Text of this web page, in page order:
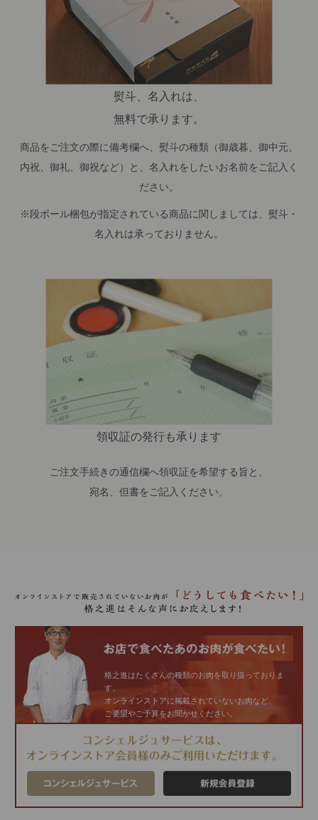
熨斗、名入れは、
無料で承ります。
商品をご注文の際に備考欄へ、熨斗の種類（御歳暮、御中元、
内祝、御礼、御祝など）と、名入れをしたいお名前をご記入く
ださい。
※段ボール梱包が指定されている商品に関しましては、熨斗・
名入れは承っておりません。
領収証の発行も承ります
ご注文手続きの通信欄へ領収証を希望する旨と、
宛名、但書をご記入ください。
格之進はたくさんの種類のお肉を取り扱っておりま
す。
オンラインストアに掲載されていないお肉など、
ご要望やご予算をお聞かせください。